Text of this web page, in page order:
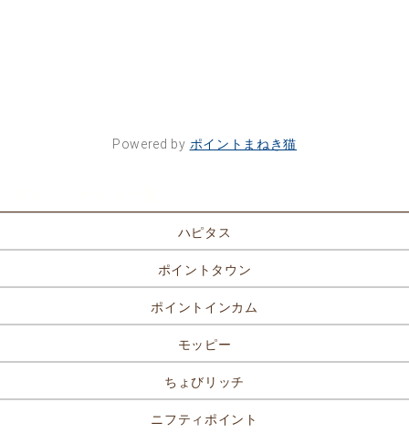
Powered by ポイントまねき猫
ハピタス
ポイントタウン
ポイントインカム
モッピー
ちょびリッチ
ニフティポイント